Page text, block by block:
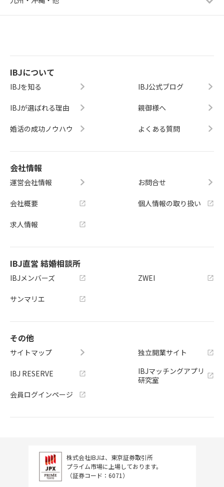
IBJについて
IBJを知る
IBJが選ばれる理由
婚活の成功ノウハウ
IBJ公式ブログ
親御様へ
よくある質問
会社情報
運営会社情報
会社概要
求人情報
お問合せ
個人情報の取り扱い
IBJ直営 結婚相談所
IBJメンバーズ
サンマリエ
ZWEI
その他
サイトマップ
IBJ RESERVE
会員ログインページ
独立開業サイト
IBJマッチングアプリ
研究室
株式会社IBJは、東京証券取引所
プライム市場に上場しております。
（証券コード：6071）